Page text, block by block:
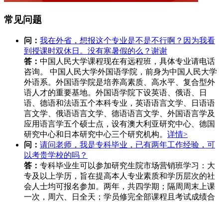
常见问题
问： 我在外省，想报这个专业是不是不行啊？因为我看
到授课时双休日。没有寒暑假的么？谢谢
答： 中国人民大学课程现在有远程班，具体专业请电话
咨询。 中国人民大学外国语学院，前身为中国人民大学
外语系。外国语学院是培养高素质、高水平、复合型外
语人才的重要基地。外国语学院下设英语、俄语、日
语、德语和法语五个本科专业，英语语言文学、日语语
言文学、俄语语言文学、德语语言文学、外国语言学及
应用语言学五个硕士点，设有澳大利亚研究中心、德国
研究中心和日本研究中心三个研究机构。 详情>
问： 请问老师，我是专科毕业，已有两年工作经验，可
以考贵学校的吗？
答： 专科毕业生可以参加研究生院市场营销班学习：大
专及以上学历，旨在提高本人专业素质和学历层次的社
会人士均可报名参加。两年，共四学期；隔周周末上课
一次，周六、日全天；学员修完全部课程且考试成绩合